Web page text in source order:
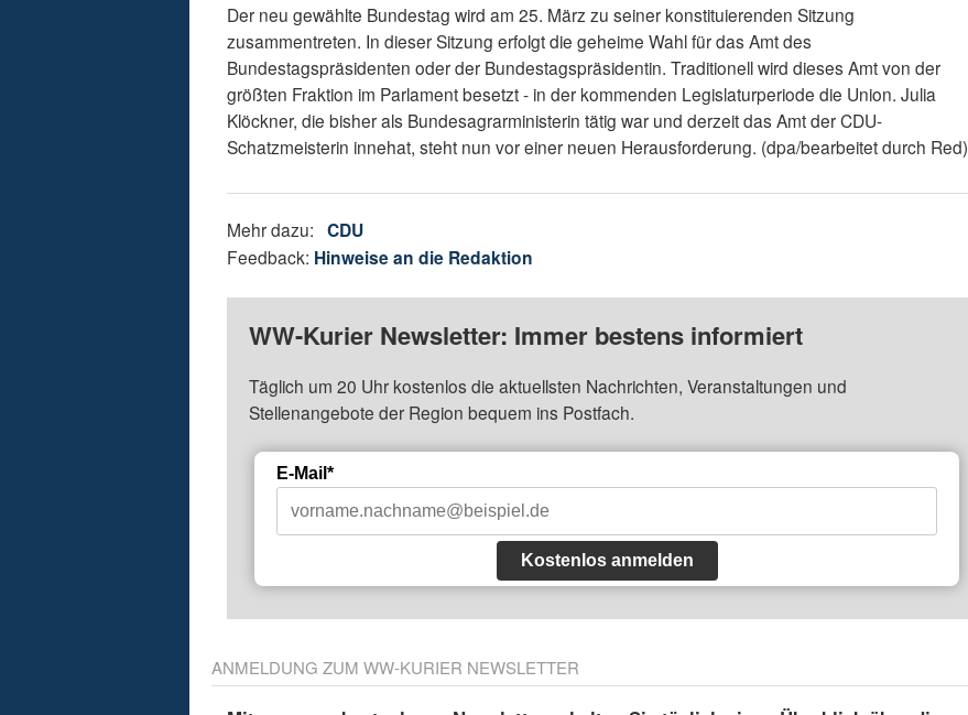
Der neu gewählte Bundestag wird am 25. März zu seiner konstituierenden Sitzung
zusammentreten. In dieser Sitzung erfolgt die geheime Wahl für das Amt des
Bundestagspräsidenten oder der Bundestagspräsidentin. Traditionell wird dieses Amt von der
größten Fraktion im Parlament besetzt - in der kommenden Legislaturperiode die Union. Julia
Klöckner, die bisher als Bundesagrarministerin tätig war und derzeit das Amt der CDU-
Schatzmeisterin innehat, steht nun vor einer neuen Herausforderung. (dpa/bearbeitet durch Red)
Mehr dazu:CDU
Feedback: Hinweise an die Redaktion
WW-Kurier Newsletter: Immer bestens informiert
Täglich um 20 Uhr kostenlos die aktuellsten Nachrichten, Veranstaltungen und
Stellenangebote der Region bequem ins Postfach.
E-Mail*
Kostenlos anmelden
ANMELDUNG ZUM WW-KURIER NEWSLETTER